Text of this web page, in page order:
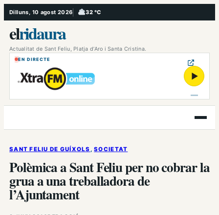
Vés
al
contingut
Dilluns, 10 agost 2026 32 °C
, Ennuvolat
elridaura
Actualitat de Sant Feliu, Platja d’Aro i Santa Cristina.
EN DIRECTE
▶
Obre
el
SANT FELIU DE GUÍXOLS , SOCIETAT
Polèmica a Sant Feliu per no cobrar la
grua a una treballadora de
l’Ajuntament